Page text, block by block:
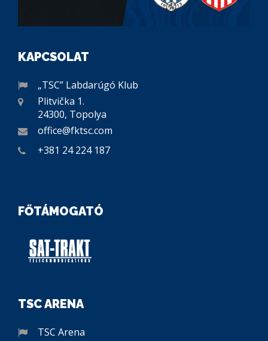
KAPCSOLAT
„TSC” Labdarúgó Klub
Plitvička 1.
24300, Topolya
office@fktsc.com
+381 24 224 187
FŐTÁMOGATÓ
TSC ARENA
TSC Arena